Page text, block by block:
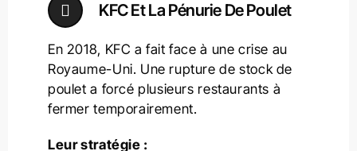
KFC Et La Pénurie De Poulet
En 2018, KFC a fait face à une crise au
Royaume-Uni. Une rupture de stock de
poulet a forcé plusieurs restaurants à
fermer temporairement.
Leur stratégie :